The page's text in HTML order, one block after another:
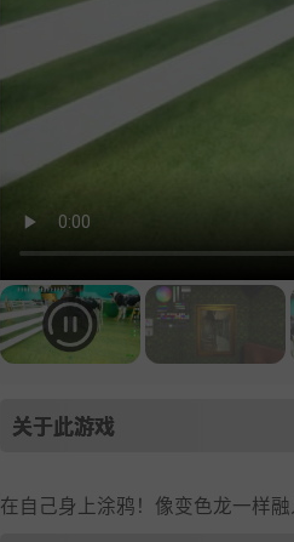
关于此游戏
在自己身上涂鸦！像变色龙一样融